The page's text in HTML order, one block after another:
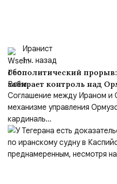
Иранист
1 ч. назад
Геополитический
забирает контроль над
проливом
Соглашение между Ираном и
механизме управления
кардиналь...